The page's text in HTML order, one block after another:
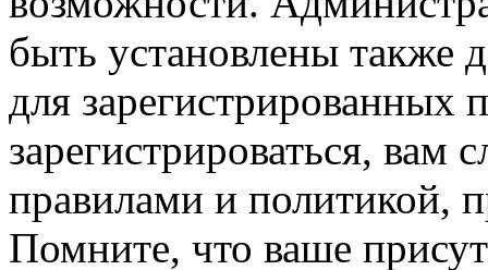
быть установлены также
для зарегистрированных
зарегистрироваться, вам
правилами и политикой,
Помните, что ваше